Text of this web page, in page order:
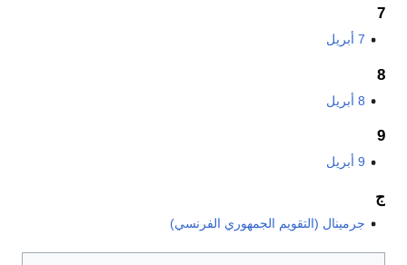
7
7 أبريل
8
8 أبريل
9
9 أبريل
ج
جرمينال (التقويم الجمهوري الفرنسي)